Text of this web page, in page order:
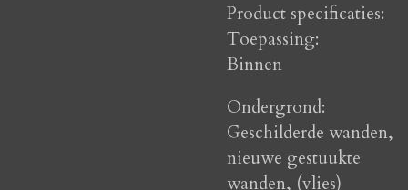
Product specificaties:
Toepassing:
Binnen
Ondergrond:
Geschilderde wanden,
nieuwe gestuukte
wanden, (vlies)